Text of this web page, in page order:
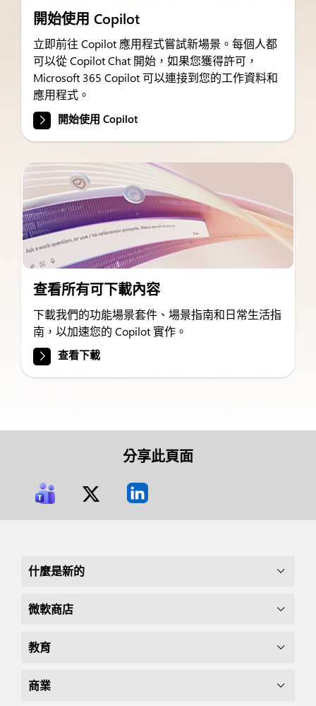
開始使用 Copilot
立即前往 Copilot 應用程式嘗試新場景。每個人都
可以從 Copilot Chat 開始，如果您獲得許可，
Microsoft 365 Copilot 可以連接到您的工作資料和
應用程式。
開始使用 Copilot
查看所有可下載內容
下載我們的功能場景套件、場景指南和日常生活指
南，以加速您的 Copilot 實作。
查看下載
分享此頁面
什麼是新的
微軟商店
教育
商業